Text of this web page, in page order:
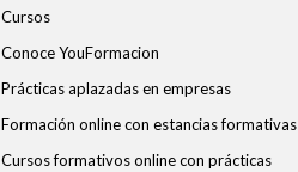
Cursos
Conoce YouFormacion
Prácticas aplazadas en empresas
Formación online con estancias formativas
Cursos formativos online con prácticas